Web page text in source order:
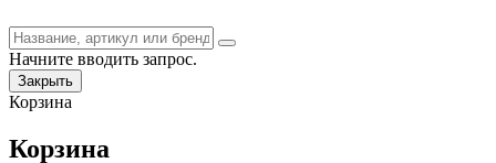
Начните вводить запрос.
Закрыть
Корзина
Корзина